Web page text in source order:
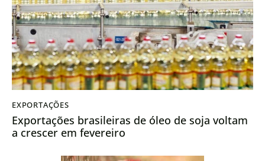
EXPORTAÇÕES
Exportações brasileiras de óleo de soja voltam
a crescer em fevereiro